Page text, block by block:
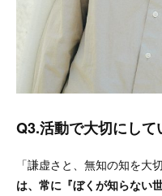
Q3.活動で大切にして
「謙虚さと、無知の知を大
は、常に『ぼくが知らない